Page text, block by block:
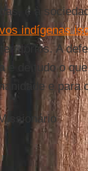
e à
indígenas
A
e de tudo o
e para